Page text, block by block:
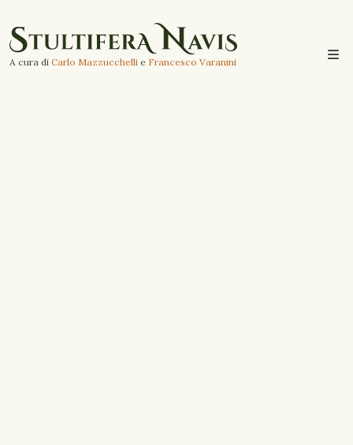
A cura di Carlo Mazzucchelli e Francesco Varanini